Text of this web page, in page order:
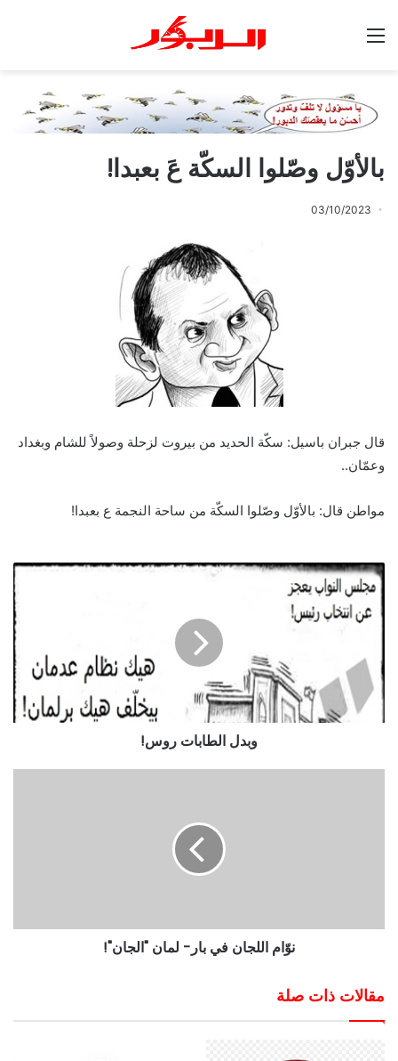
بالأوّل وصّلوا السكّة عَ بعبدا!
03/10/2023
قال جبران باسيل: سكّة الحديد من بيروت لزحلة وصولاً للشام وبغداد
وعمّان..
مواطن قال: بالأوّل وصّلوا السكّة من ساحة النجمة ع بعبدا!
وبدل الطابات روس!
نوّام اللجان في بار- لمان "الجان"!
مقالات ذات صلة